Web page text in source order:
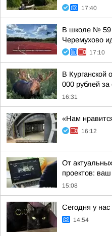
17:40
В школе № 59
Черемухово
17:10
В Курганской
000 рублей за
16:31
«Нам
16:12
От
проектов:
15:08
Сегодня у
14:54